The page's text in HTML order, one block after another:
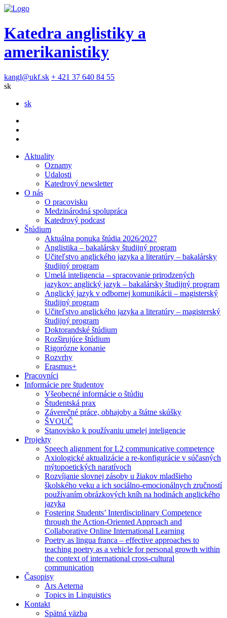
Katedra anglistiky a
amerikanistiky
kangl@ukf.sk + 421 37 640 84 55
sk
sk
Aktuality
Oznamy
Udalosti
Katedrový newsletter
O nás
O pracovisku
Medzinárodná spolupráca
Katedrový podcast
Štúdium
Aktuálna ponuka štúdia 2026/2027
Anglistika – bakalársky študijný program
Učiteľstvo anglického jazyka a literatúry – bakalársky
študijný program
Umelá inteligencia – spracovanie prirodzených
jazykov: anglický jazyk – bakalársky študijný program
Anglický jazyk v odbornej komunikácii – magisterský
študijný program
Učiteľstvo anglického jazyka a literatúry – magisterský
študijný program
Doktorandské štúdium
Rozširujúce štúdium
Rigorózne konanie
Rozvrhy
Erasmus+
Pracovníci
Informácie pre študentov
Všeobecné informácie o štúdiu
Študentská prax
Záverečné práce, obhajoby a štátne skúšky
ŠVOUČ
Stanovisko k používaniu umelej inteligencie
Projekty
Speech alignment for L2 communicative competence
Axiologické aktualizácie a re-konfigurácie v súčasných
mýtopoetických naratívoch
Rozvíjanie slovnej zásoby u žiakov mladšieho
školského veku a ich sociálno-emocionálnych zručností
používaním obrázkových kníh na hodinách anglického
jazyka
Fostering Students’ Interdisciplinary Competence
through the Action-Oriented Approach and
Collaborative Online International Learning
Poetry as lingua franca – effective approaches to
teaching poetry as a vehicle for personal growth within
the context of international cross-cultural
communication
Časopisy
Ars Aeterna
Topics in Linguistics
Kontakt
Spätná väzba